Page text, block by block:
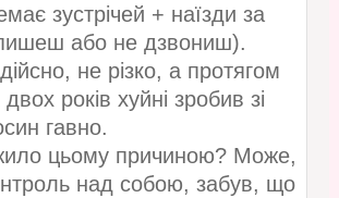
зустрічей + наїзди за
або не дзвониш).
не різко, а протягом
років хуйні зробив зі
гавно.
цьому причиною? Може,
над собою, забув, що